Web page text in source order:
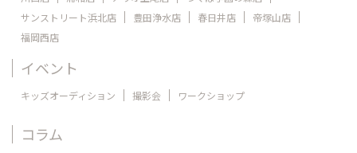
サンストリート浜北店
豊田浄水店 春日井店
帝塚山店
福岡西店
イベント
キッズオーディション 撮影会 ワークショップ
コラム